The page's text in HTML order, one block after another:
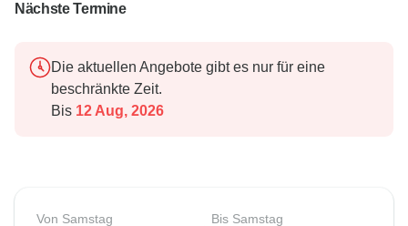
Nächste Termine
Die aktuellen Angebote gibt es nur für eine
beschränkte Zeit.
Bis 12 Aug, 2026
Von Samstag Bis Samstag